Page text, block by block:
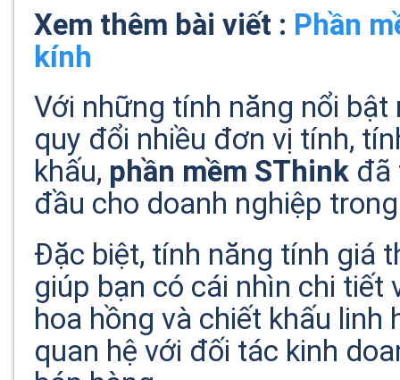
Xem thêm bài viết : Phần
kính
Với những tính năng nổi
quy đổi nhiều đơn vị tính,
khấu, phần mềm SThink đã
đầu cho doanh nghiệp
Đặc biệt, tính năng tính giá
giúp bạn có cái nhìn chi tiết
hoa hồng và chiết khấu
quan hệ với đối tác kinh